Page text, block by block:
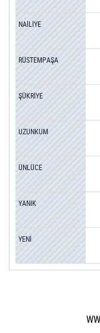
NAİLİYE
RÜSTEMPAŞA
ŞÜKRİYE
UZUNKUM
ÜNLÜCE
YANIK
YENİ